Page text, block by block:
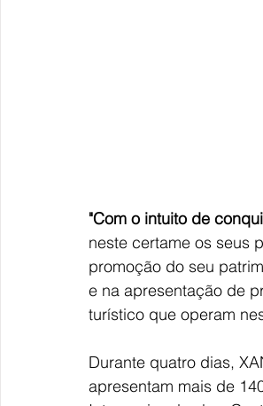
"Com o intuito de
neste certame os seus
promoção do seu
e na apresentação de
turístico que operam
Durante quatro dias,
apresentam mais de